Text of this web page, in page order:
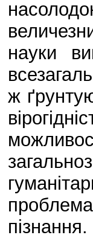
науки
ж
пізнання.